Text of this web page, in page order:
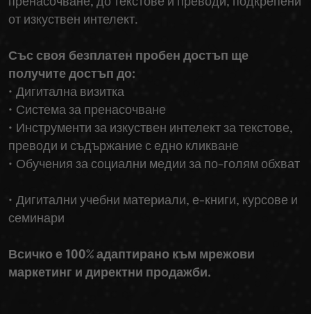
от изкуствен интелект.
Със своя безплатен пробен достъп ще
получите достъп до:
• Дигитална визитка
• Система за пренасочване
• Инструменти за изкуствен интелект за текстове,
преводи и съдържание с едно кликване
• Обучения за социални медии за по-голям обхват
• Дигитални учебни материали, е-книги, курсове и
семинари
Всичко е 100% адаптирано към мрежови
маркетинг и директни продажби.